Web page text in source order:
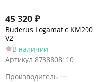
45 320 ₽
Buderus Logamatic KM200
V2
В наличии
Артикул 8738808110
Производитель —